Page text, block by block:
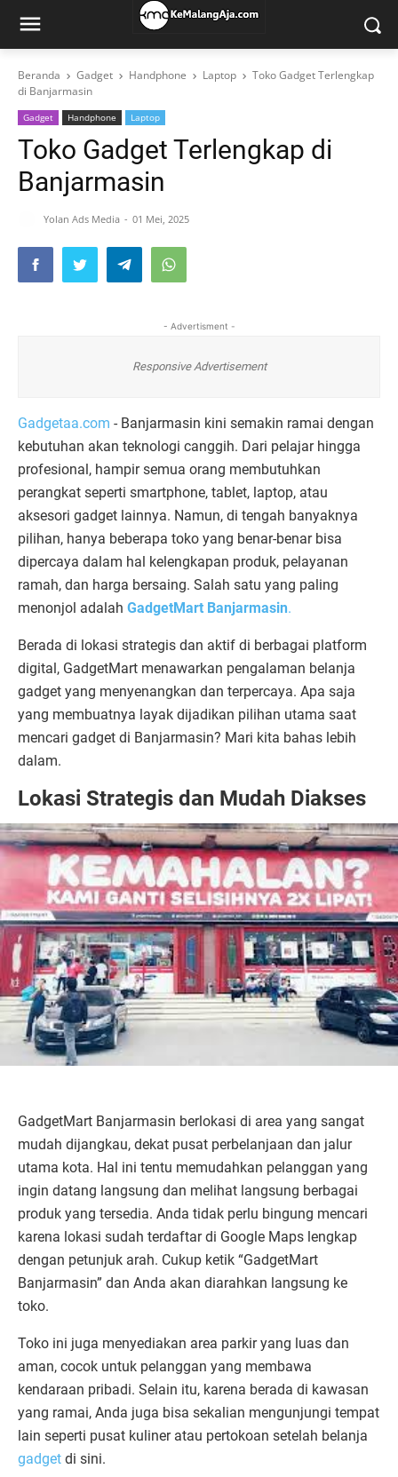
Beranda Gadget Handphone Laptop
Toko Gadget Terlengkap
di Banjarmasin
Gadget Handphone Laptop
Toko Gadget Terlengkap di
Banjarmasin
Yolan Ads Media 01 Mei, 2025
- Advertisment -
Responsive Advertisement
Gadgetaa.com - Banjarmasin kini semakin ramai dengan
kebutuhan akan teknologi canggih. Dari pelajar hingga
profesional, hampir semua orang membutuhkan
perangkat seperti smartphone, tablet, laptop, atau
aksesori gadget lainnya. Namun, di tengah banyaknya
pilihan, hanya beberapa toko yang benar-benar bisa
dipercaya dalam hal kelengkapan produk, pelayanan
ramah, dan harga bersaing. Salah satu yang paling
menonjol adalah GadgetMart Banjarmasin.
Berada di lokasi strategis dan aktif di berbagai platform
digital, GadgetMart menawarkan pengalaman belanja
gadget yang menyenangkan dan terpercaya. Apa saja
yang membuatnya layak dijadikan pilihan utama saat
mencari gadget di Banjarmasin? Mari kita bahas lebih
dalam.
Lokasi Strategis dan Mudah Diakses
GadgetMart Banjarmasin berlokasi di area yang sangat
mudah dijangkau, dekat pusat perbelanjaan dan jalur
utama kota. Hal ini tentu memudahkan pelanggan yang
ingin datang langsung dan melihat langsung berbagai
produk yang tersedia. Anda tidak perlu bingung mencari
karena lokasi sudah terdaftar di Google Maps lengkap
dengan petunjuk arah. Cukup ketik “GadgetMart
Banjarmasin” dan Anda akan diarahkan langsung ke
toko.
Toko ini juga menyediakan area parkir yang luas dan
aman, cocok untuk pelanggan yang membawa
kendaraan pribadi. Selain itu, karena berada di kawasan
yang ramai, Anda juga bisa sekalian mengunjungi tempat
lain seperti pusat kuliner atau pertokoan setelah belanja
gadget di sini.